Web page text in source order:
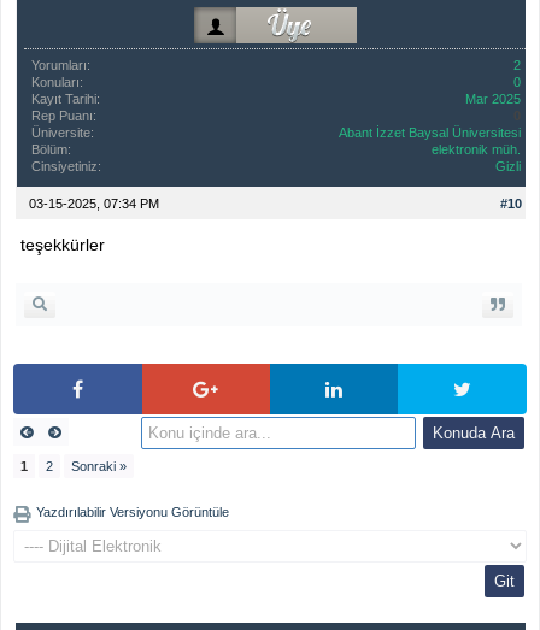
Yorumları:
2
Konuları:
0
Kayıt Tarihi:
Mar 2025
Rep Puanı:
Üniversite:
Abant İzzet Baysal Üniversitesi
Bölüm:
elektronik müh.
Cinsiyetiniz:
Gizli
#10
03-15-2025, 07:34 PM
teşekkürler
1 2 Sonraki »
Yazdırılabilir Versiyonu Görüntüle